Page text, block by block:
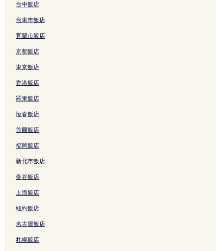
k
s
h
o
r
e
的
結
i
連
結
台中飯店
台東市飯店
宜蘭市飯店
京都飯店
東京飯店
香港飯店
羅東飯店
恆春飯店
首爾飯店
福岡飯店
新北市飯店
曼谷飯店
上海飯店
紐約飯店
名古屋飯店
札幌飯店